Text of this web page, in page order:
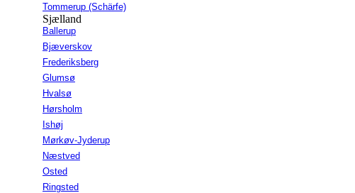
Tommerup (Schärfe)
Sjælland
Ballerup
Bjæverskov
Frederiksberg
Glumsø
Hvalsø
Hørsholm
Ishøj
Mørkøv-Jyderup
Næstved
Osted
Ringsted